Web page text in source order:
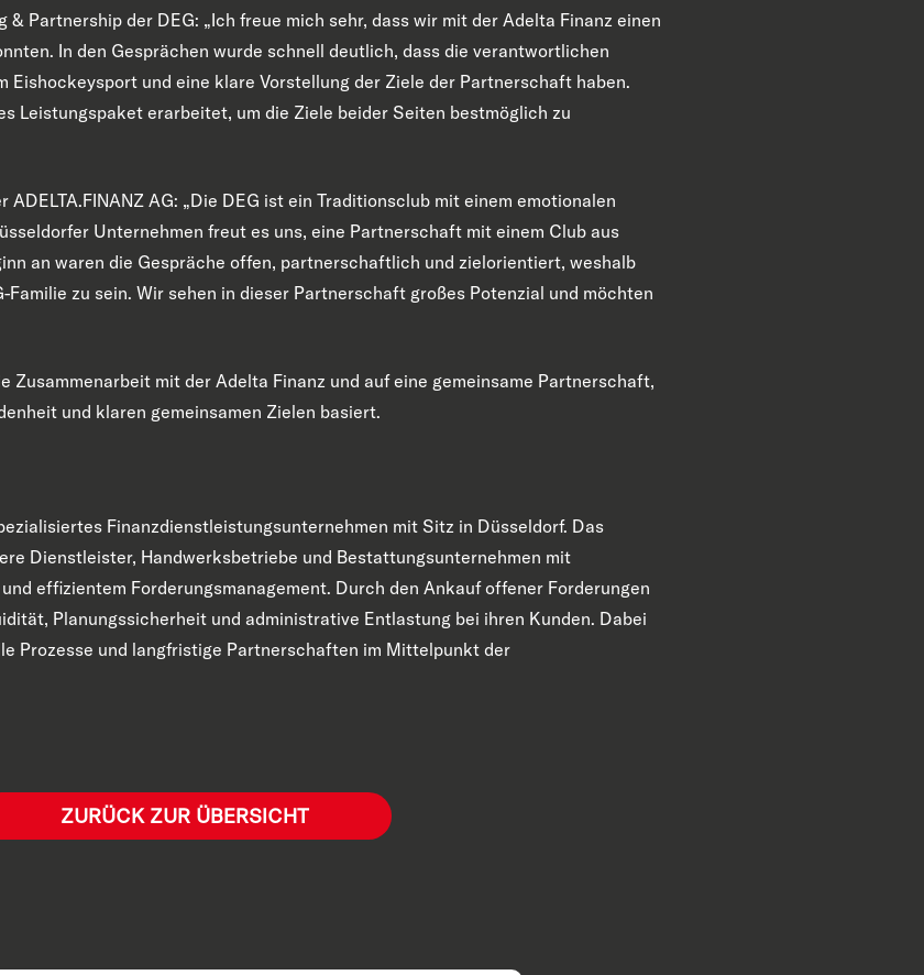
& Partnership der DEG: „Ich freue mich sehr, dass wir mit der Adelta Finanz einen
In den Gesprächen wurde schnell deutlich, dass die verantwortlichen
Eishockeysport und eine klare Vorstellung der Ziele der Partnerschaft haben.
Leistungspaket erarbeitet, um die Ziele beider Seiten bestmöglich zu
AG: „Die DEG ist ein Traditionsclub mit einem emotionalen
Unternehmen freut es uns, eine Partnerschaft mit einem Club aus
an waren die Gespräche offen, partnerschaftlich und zielorientiert, weshalb
Familie zu sein. Wir sehen in dieser Partnerschaft großes Potenzial und möchten
Zusammenarbeit mit der Adelta Finanz und auf eine gemeinsame Partnerschaft,
und klaren gemeinsamen Zielen basiert.
Finanzdienstleistungsunternehmen mit Sitz in Düsseldorf. Das
Dienstleister, Handwerksbetriebe und Bestattungsunternehmen mit
effizientem Forderungsmanagement. Durch den Ankauf offener Forderungen
Planungssicherheit und administrative Entlastung bei ihren Kunden. Dabei
Prozesse und langfristige Partnerschaften im Mittelpunkt der
ZURÜCK ZUR ÜBERSICHT